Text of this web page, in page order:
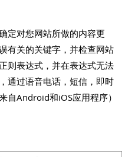
定对您网站所做的内容更
有关的关键字，并检查网站
则表达式，并在表达式无法
通过语音电话，短信，即时
自Android和iOS应用程序）